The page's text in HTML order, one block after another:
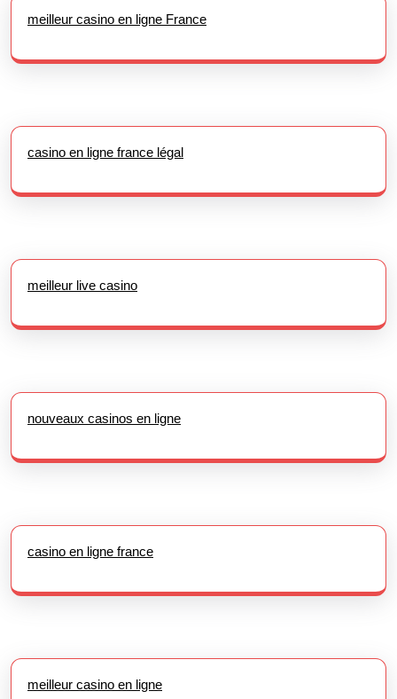
meilleur casino en ligne France
casino en ligne france légal
meilleur live casino
nouveaux casinos en ligne
casino en ligne france
meilleur casino en ligne